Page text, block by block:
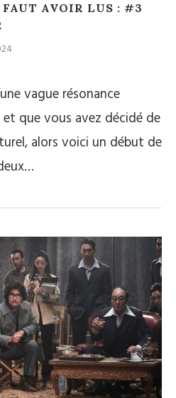
FAUT AVOIR LUS : #3
vague résonance
que vous avez décidé de
alors voici un début de